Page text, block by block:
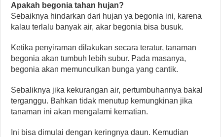
Apakah begonia tahan hujan?
Sebaiknya hindarkan dari hujan ya begonia ini, karena
kalau terlalu banyak air, akar begonia bisa busuk.
Ketika penyiraman dilakukan secara teratur, tanaman
begonia akan tumbuh lebih subur. Pada masanya,
begonia akan memunculkan bunga yang cantik.
Sebaliknya jika kekurangan air, pertumbuhannya bakal
terganggu. Bahkan tidak menutup kemungkinan jika
tanaman ini akan mengalami kematian.
Ini bisa dimulai dengan keringnya daun. Kemudian